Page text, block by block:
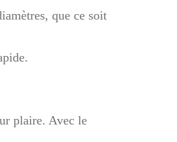
que ce soit
plaire. Avec le